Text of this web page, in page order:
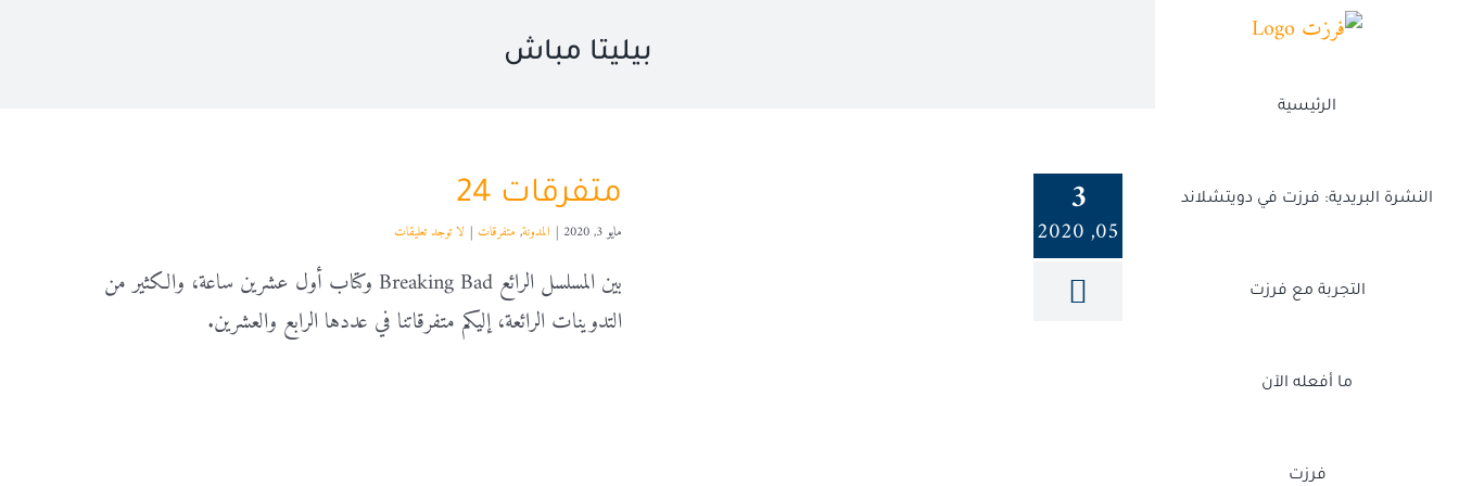
الرئيسية
النشرة البريدية: فرزت في دويتشلاند
التجربة مع فرزت
ما أفعله الآن
فرزت
بيليتا مباش
3
05, 2020
متفرقات 24
مايو 3, 2020 | المدونة, متفرقات | لا توجد تعليقات
بين المسلسل الرائع Breaking Bad وكتاب أول عشرين ساعة، والكثير من
التدوينات الرائعة، إليكم متفرقاتنا في عددها الرابع والعشرين.